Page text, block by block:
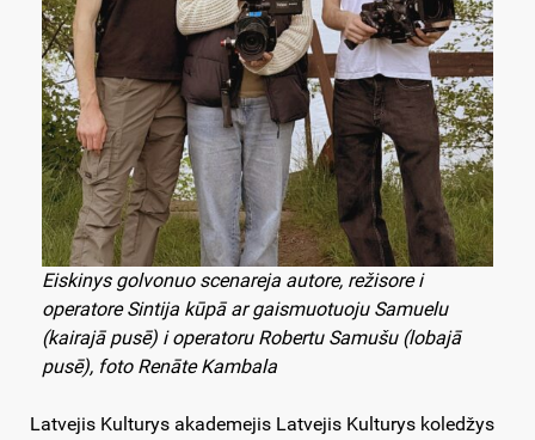
Eiskinys golvonuo scenareja autore, režisore i
operatore Sintija kūpā ar gaismuotuoju Samuelu
(kairajā pusē) i operatoru Robertu Samušu (lobajā
pusē), foto Renāte Kambala
Latvejis Kulturys akademejis Latvejis Kulturys koledžys